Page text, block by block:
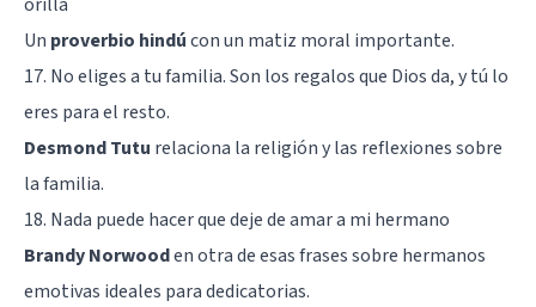
orilla
Un proverbio hindúcon un matiz moral importante.
17. No eliges a tu familia. Son los regalos que Dios da, y tú lo
eres para el resto.
Desmond Tutu relaciona la religión y las reflexiones sobre
la familia.
18. Nada puede hacer que deje de amar a mi hermano
Brandy Norwooden otra de esas frases sobre hermanos
emotivas ideales para dedicatorias.